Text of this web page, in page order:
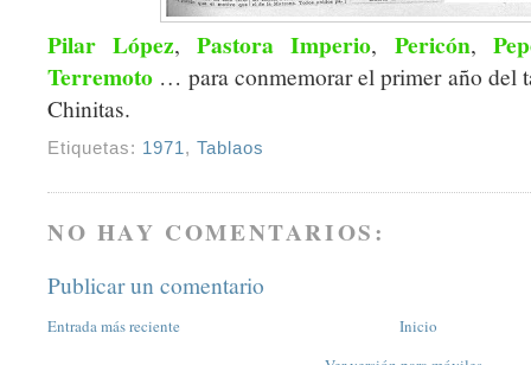
Pilar López,Pastora Imperio, Pericón,
Terremoto … para conmemorar el primer año del
Chinitas.
Etiquetas: 1971 ,Tablaos
NO HAY COMENTARIOS:
Publicar un comentario
Entrada más reciente
Inicio